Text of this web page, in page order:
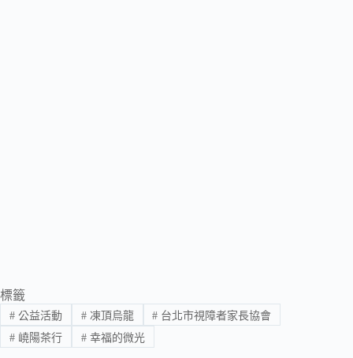
標籤
#公益活動 #凍頂烏龍 # 台北市視障者家長協會
#嶢陽茶行 #幸福的微光